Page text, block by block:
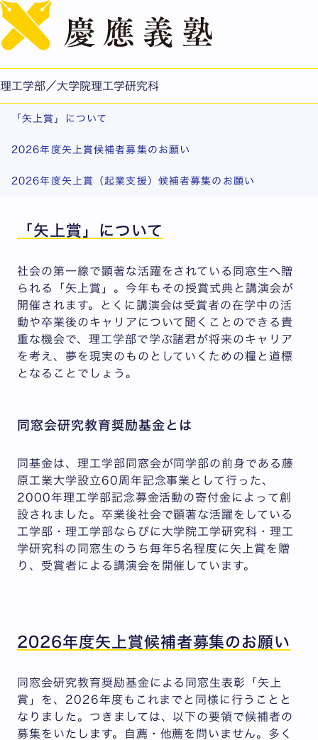
理工学部／大学院理工学研究科
矢上賞
します。
「矢上賞」について
2026年度矢上賞候補者募集のお願い
2026年度矢上賞（起業支援）候補者募集のお願い
「矢上賞」について
社会の第一線で顕著な活躍をされている同窓生へ贈
られる「矢上賞」。今年もその授賞式典と講演会が
開催されます。とくに講演会は受賞者の在学中の活
動や卒業後のキャリアについて聞くことのできる貴
重な機会で、理工学部で学ぶ諸君が将来のキャリア
を考え、夢を現実のものとしていくための糧と道標
となることでしょう。
同窓会研究教育奨励基金とは
同基金は、理工学部同窓会が同学部の前身である藤
原工業大学設立60周年記念事業として行った、
2000年理工学部記念募金活動の寄付金によって創
設されました。卒業後社会で顕著な活躍をしている
工学部・理工学部ならびに大学院工学研究科・理工
学研究科の同窓生のうち毎年5名程度に矢上賞を贈
り、受賞者による講演会を開催しています。
2026年度矢上賞候補者募集のお願い
同窓会研究教育奨励基金による同窓生表彰「矢上
賞」を、2026年度もこれまでと同様に行うことと
なりました。つきましては、以下の要領で候補者の
募集をいたします。自薦・他薦を問いません。多く